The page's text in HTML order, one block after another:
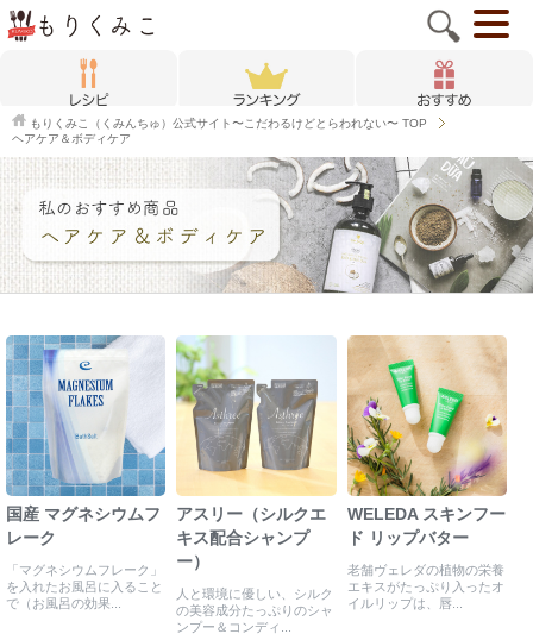
もりくみこ（くみんちゅ）公式サイト〜こだわるけどとらわれない〜 TOP
ヘアケア＆ボディケア
国産 マグネシウムフ
レーク
「マグネシウムフレーク」
を入れたお風呂に入ること
で（お風呂の効果...
アスリー（シルクエ
キス配合シャンプ
ー）
人と環境に優しい、シルク
の美容成分たっぷりのシャ
ンプー＆コンディ...
WELEDA スキンフー
ド リップバター
老舗ヴェレダの植物の栄養
エキスがたっぷり入ったオ
イルリップは、唇...